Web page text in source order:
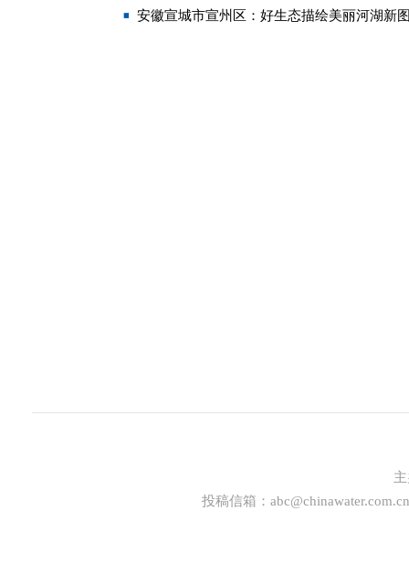
安徽宣城市宣州区：好生态描绘美丽河湖新
投稿信箱： abc@chinawater.com.cn